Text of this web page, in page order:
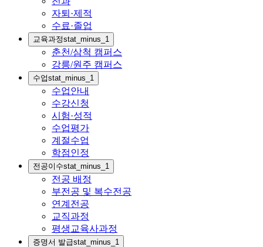
자퇴·제적
수료·졸업
교육과정stat_minus_1
춘천/삼척 캠퍼스
강릉/원주 캠퍼스
수업stat_minus_1
수업안내
수강신청
시험·성적
수업평가
계절수업
학점인정
전공이수stat_minus_1
전공 배정
부전공 및 복수전공
연계전공
교직과정
평생교육사과정
증명서 발급stat_minus_1